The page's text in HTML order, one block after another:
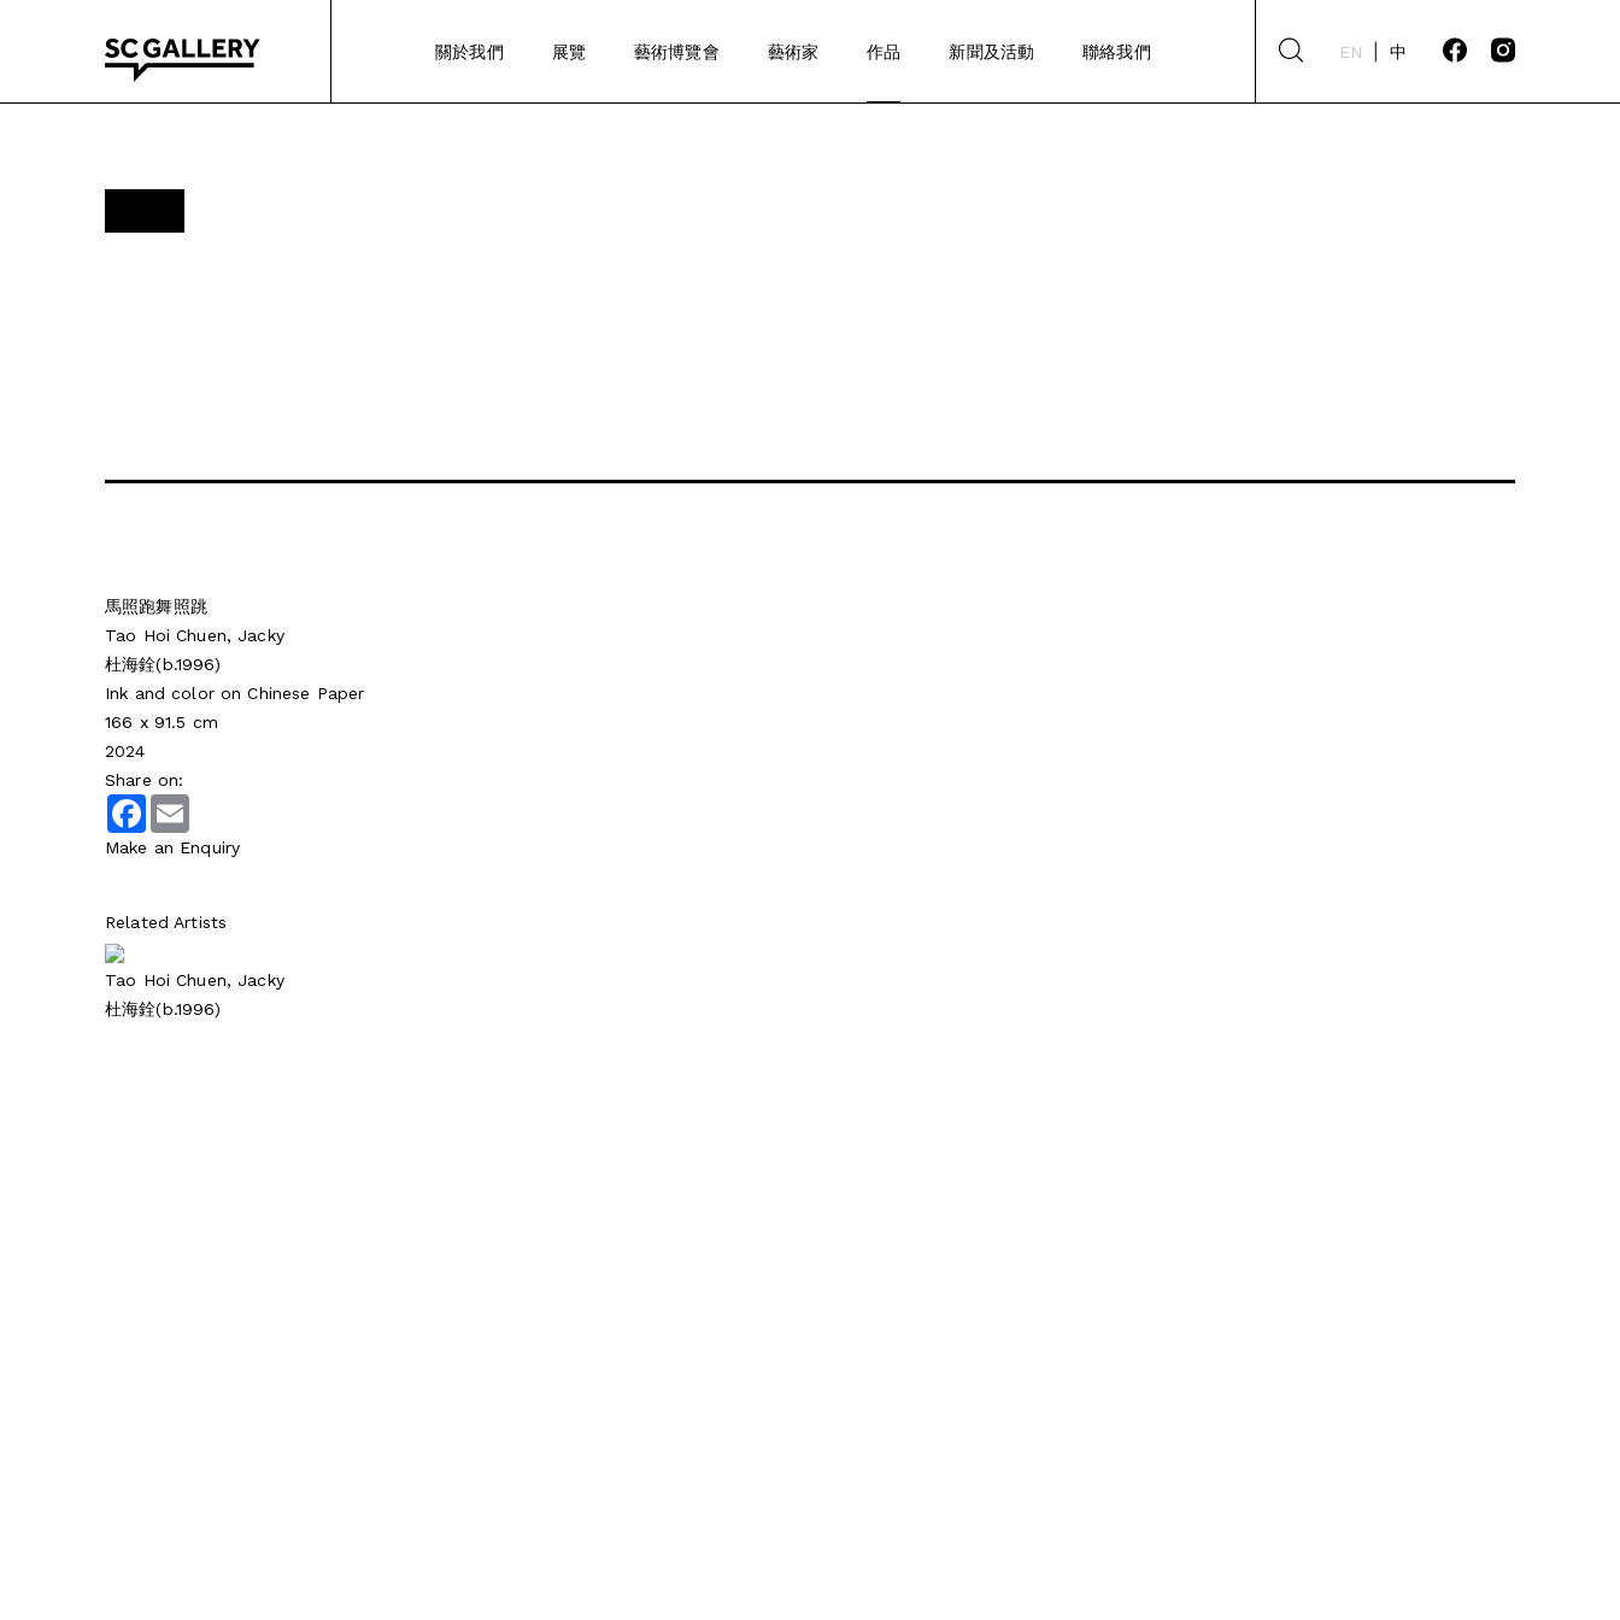
關於我們 展覽 藝術博覽會 藝術家 作品 新聞及活動 聯絡我們 EN 中
馬照跑舞照跳
Tao Hoi Chuen, Jacky
杜海銓(b.1996)
Ink and color on Chinese Paper
166 x 91.5 cm
2024
Share on:
Facebook
Make an Enquiry
Related Artists
Tao Hoi Chuen, Jacky
杜海銓(b.1996)